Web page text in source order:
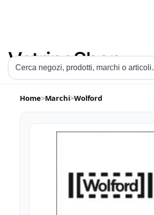
Home>Marchi>Wolford